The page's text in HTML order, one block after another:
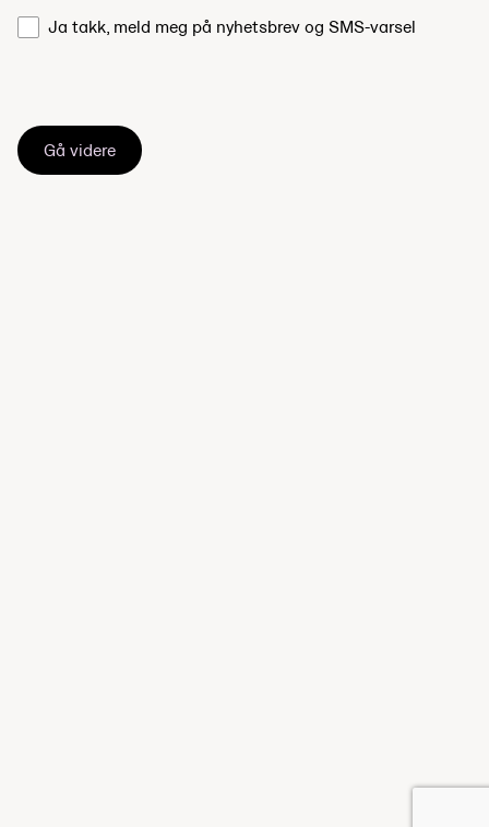
Ja takk, meld meg på nyhetsbrev og SMS-varsel
Gå videre